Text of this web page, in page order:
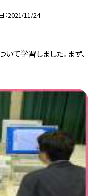
2021/11/24
て学習しました。まず、